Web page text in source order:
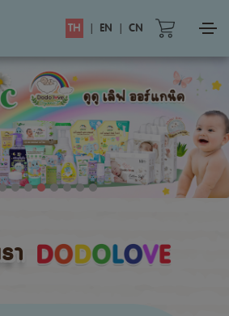
TH | EN | CN
า